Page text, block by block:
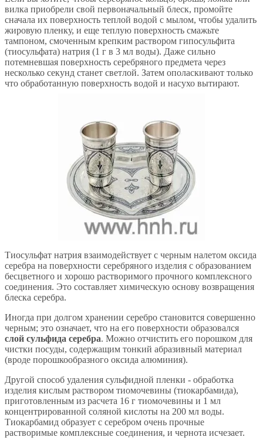
вилка приобрели свой первоначальный блеск, промойте
сначала их поверхность теплой водой с мылом, чтобы удалить
жировую пленку, и еще теплую поверхность смажьте
тампоном, смоченным крепким раствором гипосульфита
(тиосульфата) натрия (1 г в 3 мл воды). Даже сильно
потемневшая поверхность серебряного предмета через
несколько секунд станет светлой. Затем ополаскивают только
что обработанную поверхность водой и насухо вытирают.
Тиосульфат натрия взаимодействует с черным налетом оксида
серебра на поверхности серебряного изделия с образованием
бесцветного и хорошо растворимого прочного комплексного
соединения. Это составляет химическую основу возвращения
блеска серебра.
Иногда при долгом хранении серебро становится совершенно
черным; это означает, что на его поверхности образовался
слой сульфида серебра. Можно отчистить его порошком для
чистки посуды, содержащим тонкий абразивный материал
(вроде порошкообразного оксида алюминия).
Другой способ удаления сульфидной пленки - обработка
изделия кислым раствором тиомочевины (тиокарбамида),
приготовленным из расчета 16 г тиомочевины и 1 мл
концентрированной соляной кислоты на 200 мл воды.
Тиокарбамид образует с серебром очень прочные
растворимые комплексные соединения, и чернота исчезает.